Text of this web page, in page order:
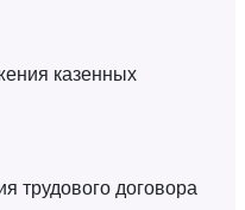
казенных
трудового договора